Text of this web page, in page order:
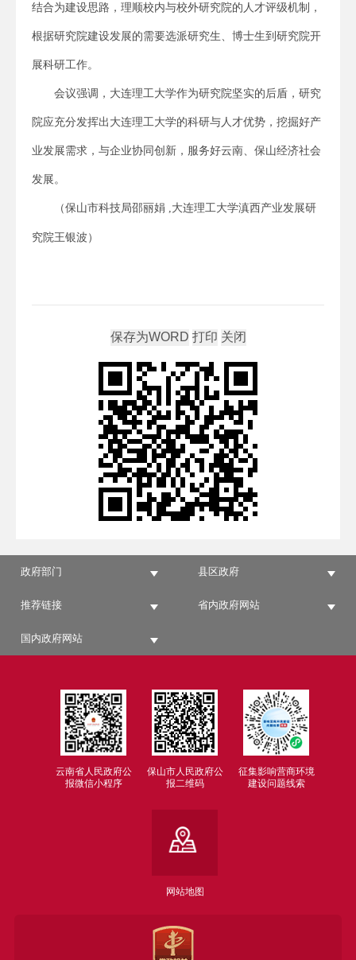
结合为建设思路，理顺校内与校外研究院的人才评级机制，
根据研究院建设发展的需要选派研究生、博士生到研究院开
展科研工作。
会议强调，大连理工大学作为研究院坚实的后盾，研究
院应充分发挥出大连理工大学的科研与人才优势，挖掘好产
业发展需求，与企业协同创新，服务好云南、保山经济社会
发展。
（保山市科技局邵丽娟 ,大连理工大学滇西产业发展研
究院王银波）
政府部门 县区政府
推荐链接 省内政府网站
国内政府网站
云南省人民政府公
报微信小程序
保山市人民政府公
报二维码
征集影响营商环境
建设问题线索
网站地图